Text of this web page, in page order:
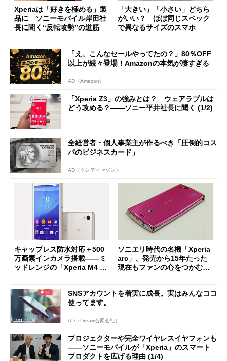
Xperiaは「好きを極める」製
品に ソニーモバイル岸田社
長に聞く“反転攻勢”の道筋
「大きい」「小さい」どちら
がいい？ ほぼ同じスペック
で異なるサイズのスマホ
「え、こんなセールやってたの？」80％OFF
以上が続々登場！Amazonの本気が凄すぎる
AD（Amazon）
「Xperia Z3」の強みとは？ ウェアラブルは
どう攻める？――ソニー平井社長に聞く (1/2)
全経営者・個人事業主が作るべき「圧倒的コス
パのビジネスカード」
AD（クレディセゾン）
キャップレス防水対応＋500
万画素インカメラ搭載――ミ
ッドレンジの「Xperia M4 Aq
ソニエリ時代の名機「Xperia
arc」、発売から15年たった
現在もファンの心をつかむ理
SNSアカウントを着実に成長。実はみんなココ
使ってます。
AD（Dreaw合同会社）
プロジェクターや完全ワイヤレスイヤフォンも
――ソニーモバイルが「Xperia」のスマート
プロダクトを広げる理由 (1/4)